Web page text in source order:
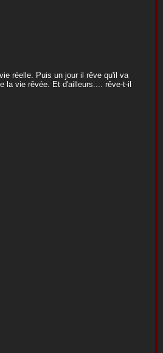
réelle. Puis un jour il rêve qu'il va
la vie rêvée. Et d'ailleurs.... rêve-t-il